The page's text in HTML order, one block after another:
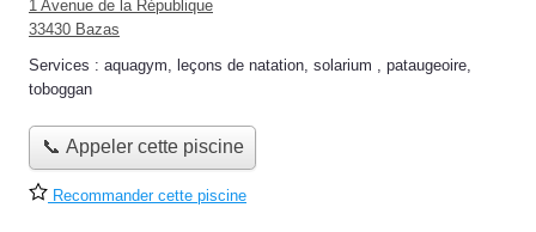
1 Avenue de la République
33430 Bazas
Services : aquagym, leçons de natation, solarium , pataugeoire,
toboggan
📞 Appeler cette piscine
Recommander cette piscine